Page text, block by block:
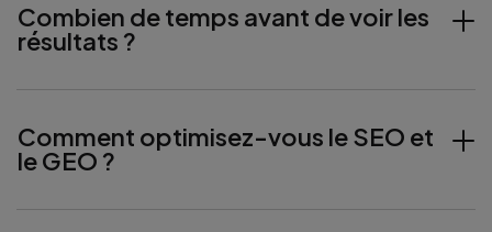
Combien de temps avant de voir les
résultats ?
Comment optimisez-vous le SEO et
le GEO ?